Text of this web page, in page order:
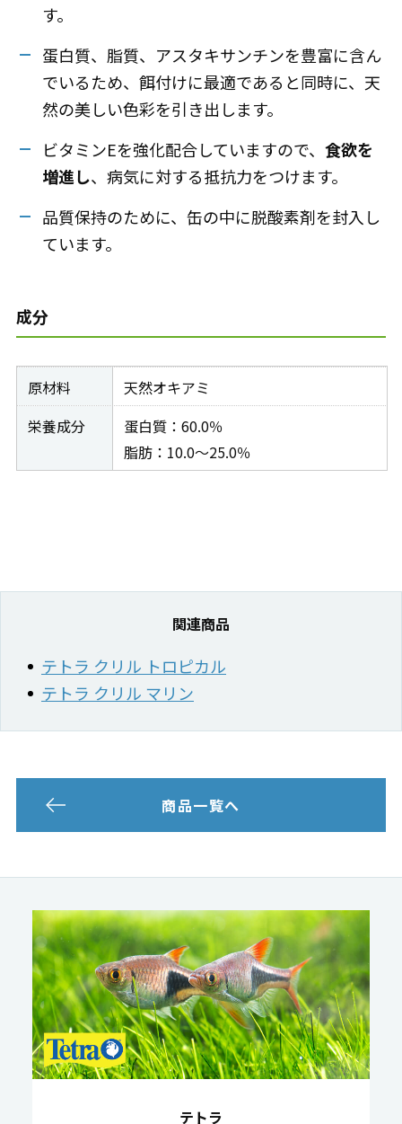
す。
蛋白質、脂質、アスタキサンチンを豊富に含ん
でいるため、餌付けに最適であると同時に、天
然の美しい色彩を引き出します。
ビタミンEを強化配合していますので、 食欲を
増進し、病気に対する抵抗力をつけます。
品質保持のために、缶の中に脱酸素剤を封入し
ています。
成分
原材料
天然オキアミ
栄養成分
蛋白質：60.0％
脂肪：10.0～25.0％
関連商品
テトラ クリル トロピカル
テトラ クリル マリン
商品一覧へ
テトラ